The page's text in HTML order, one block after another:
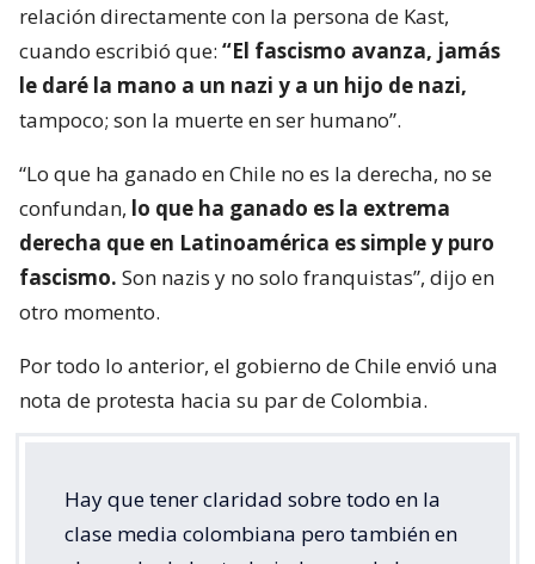
relación directamente con la persona de Kast,
cuando escribió que: “El fascismo avanza, jamás
le daré la mano a un nazi y a un hijo de nazi,
tampoco; son la muerte en ser humano”.
“Lo que ha ganado en Chile no es la derecha, no se
confundan, lo que ha ganado es la extrema
derecha que en Latinoamérica es simple y puro
fascismo. Son nazis y no solo franquistas”, dijo en
otro momento.
Por todo lo anterior, el gobierno de Chile envió una
nota de protesta hacia su par de Colombia.
Hay que tener claridad sobre todo en la
clase media colombiana pero también en